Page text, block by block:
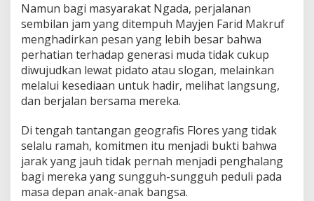
Namun bagi masyarakat Ngada, perjalanan
sembilan jam yang ditempuh Mayjen Farid Makruf
menghadirkan pesan yang lebih besar bahwa
perhatian terhadap generasi muda tidak cukup
diwujudkan lewat pidato atau slogan, melainkan
melalui kesediaan untuk hadir, melihat langsung,
dan berjalan bersama mereka.
Di tengah tantangan geografis Flores yang tidak
selalu ramah, komitmen itu menjadi bukti bahwa
jarak yang jauh tidak pernah menjadi penghalang
bagi mereka yang sungguh-sungguh peduli pada
masa depan anak-anak bangsa.